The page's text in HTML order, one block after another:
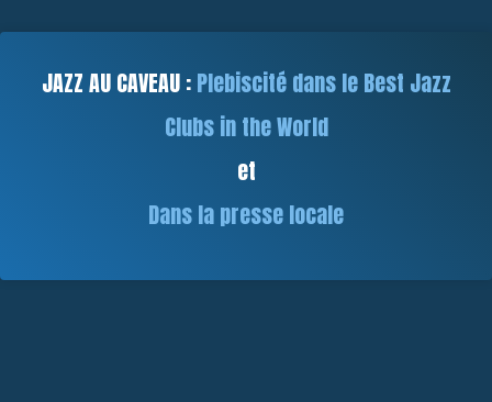
JAZZ AU CAVEAU :Plebiscité dans le Best Jazz
Clubs in the World
et
Dans la presse locale